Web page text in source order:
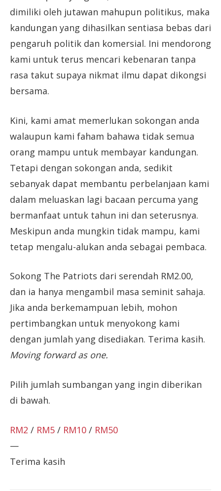
dimiliki oleh jutawan mahupun politikus, maka
kandungan yang dihasilkan sentiasa bebas dari
pengaruh politik dan komersial. Ini mendorong
kami untuk terus mencari kebenaran tanpa
rasa takut supaya nikmat ilmu dapat dikongsi
bersama.
Kini, kami amat memerlukan sokongan anda
walaupun kami faham bahawa tidak semua
orang mampu untuk membayar kandungan.
Tetapi dengan sokongan anda, sedikit
sebanyak dapat membantu perbelanjaan kami
dalam meluaskan lagi bacaan percuma yang
bermanfaat untuk tahun ini dan seterusnya.
Meskipun anda mungkin tidak mampu, kami
tetap mengalu-alukan anda sebagai pembaca.
Sokong The Patriots dari serendah RM2.00,
dan ia hanya mengambil masa seminit sahaja.
Jika anda berkemampuan lebih, mohon
pertimbangkan untuk menyokong kami
dengan jumlah yang disediakan. Terima kasih.
Moving forward as one.
Pilih jumlah sumbangan yang ingin diberikan
di bawah.
RM2 / RM5 / RM10 / RM50
—
Terima kasih